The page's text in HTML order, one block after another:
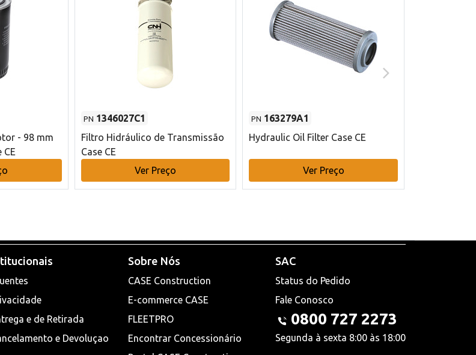
- 98 mm
CE
PN 1346027C1
Filtro Hidráulico de Transmissão
Case CE
Ver Preço
PN 163279A1
Hydraulic Oil Filter Case CE
Ver Preço
e de Retirada
e Devoluçao
Sobre Nós
CASE Construction
E-commerce CASE
FLEETPRO
Encontrar Concessionário
SAC
Status do Pedido
Fale Conosco
0800 727 2273
Segunda à sexta 8:00 às 18:00